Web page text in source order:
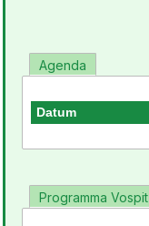
Agenda
Datum
Programma Vospit